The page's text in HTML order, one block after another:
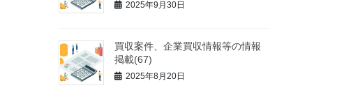
2025年9月30日
買収案件、企業買収情報等の情報
掲載(67)
2025年8月20日